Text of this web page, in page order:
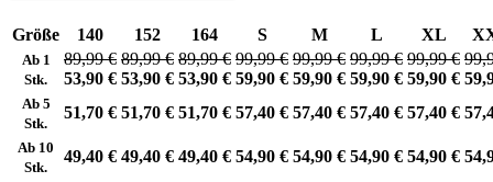
Größe 140 152 164 S M L XL
Ab 1
Stk.
89,99 €
53,90 €
89,99 €
53,90 €
89,99 €
53,90 €
99,99 €
59,90 €
99,99 €
59,90 €
99,99 €
59,90 €
99,99 €
59,90 €
Ab 5
Stk.
51,70 € 51,70 € 51,70 € 57,40 € 57,40 € 57,40 € 57,40 €
Ab 10
Stk.
49,40 € 49,40 € 49,40 € 54,90 € 54,90 € 54,90 € 54,90 €